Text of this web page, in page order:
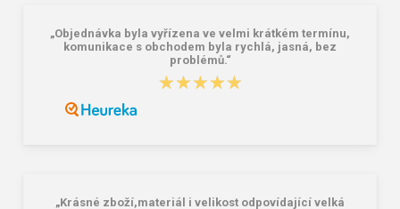
„Objednávka byla vyřízena ve velmi krátkém termínu,
komunikace s obchodem byla rychlá, jasná, bez
problémů.“
★★★★★
★★★★★
„Krásné zboží,materiál i velikost odpovídající velká